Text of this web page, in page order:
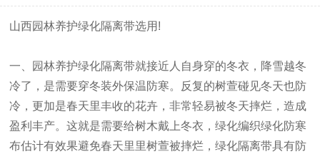
山西园林养护绿化隔离带选用!
一、园林养护绿化隔离带就接近人自身穿的冬衣，降雪越冬
冷了，是需要穿冬装外保温防寒。反复的树萱碰见冬天也防
冷，更加是春天里丰收的花卉，非常轻易被冬天摔烂，造成
盈利丰产。这就是需要给树木戴上冬衣，绿化编织绿化防寒
布估计有效果避免春天里里树萱被摔烂，绿化隔离带具有防